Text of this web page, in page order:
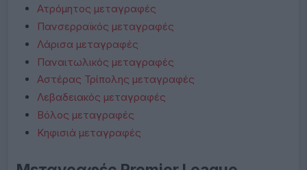
Ατρόμητος μεταγραφές
Πανσερραϊκός μεταγραφές
Λάρισα μεταγραφές
Παναιτωλικός μεταγραφές
Αστέρας Τρίπολης μεταγραφές
Λεβαδειακός μεταγραφές
Βόλος μεταγραφές
Κηφισιά μεταγραφές